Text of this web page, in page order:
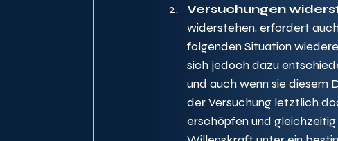
Versuchungen
widerstehen, erfordert
folgenden Situation
sich jedoch dazu
und auch wenn sie diesem
der Versuchung letztlich
erschöpfen und